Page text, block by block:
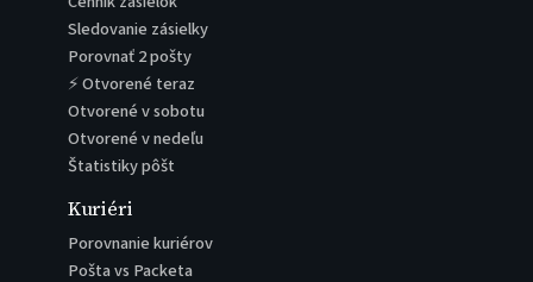
Sledovanie zásielky
Porovnať 2 pošty
⚡ Otvorené teraz
Otvorené v sobotu
Otvorené v nedeľu
Štatistiky pôšt
Kuriéri
Porovnanie kuriérov
Pošta vs Packeta